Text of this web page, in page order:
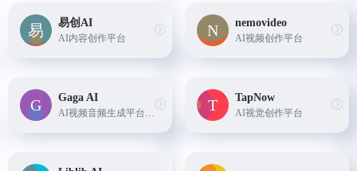
易创AI
AI内容创作平台
nemovideo
AI视频创作平台
Gaga AI
AI视频音频生成平台，效果逼真真实
TapNow
AI视觉创作平台